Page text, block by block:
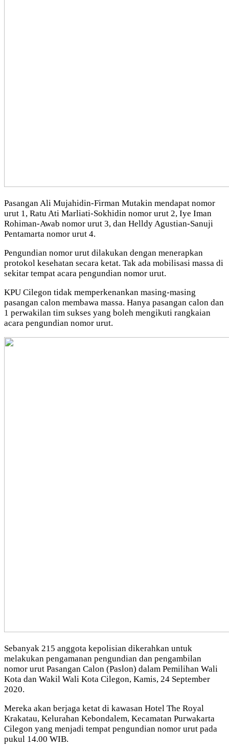
Pasangan Ali Mujahidin-Firman Mutakin mendapat nomor
urut 1, Ratu Ati Marliati-Sokhidin nomor urut 2, Iye Iman
Rohiman-Awab nomor urut 3, dan Helldy Agustian-Sanuji
Pentamarta nomor urut 4.
Pengundian nomor urut dilakukan dengan menerapkan
protokol kesehatan secara ketat. Tak ada mobilisasi massa di
sekitar tempat acara pengundian nomor urut.
KPU Cilegon tidak memperkenankan masing-masing
pasangan calon membawa massa. Hanya pasangan calon dan
1 perwakilan tim sukses yang boleh mengikuti rangkaian
acara pengundian nomor urut.
Sebanyak 215 anggota kepolisian dikerahkan untuk
melakukan pengamanan pengundian dan pengambilan
nomor urut Pasangan Calon (Paslon) dalam Pemilihan Wali
Kota dan Wakil Wali Kota Cilegon, Kamis, 24 September
2020.
Mereka akan berjaga ketat di kawasan Hotel The Royal
Krakatau, Kelurahan Kebondalem, Kecamatan Purwakarta
Cilegon yang menjadi tempat pengundian nomor urut pada
pukul 14.00 WIB.